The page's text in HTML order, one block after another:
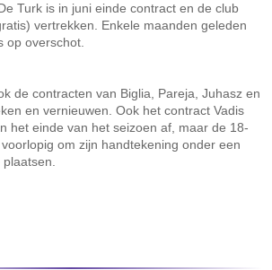
Turk is in juni einde contract en de club
vertrekken. Enkele maanden geleden
op overschot.
de contracten van Biglia, Pareja, Juhasz en
en vernieuwen. Ook het contract Vadis
het einde van het seizoen af, maar de 18-
om zijn handtekening onder een